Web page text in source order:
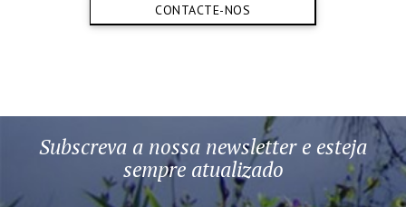
CONTACTE-NOS
Subscreva a nossa newsletter e esteja
sempre atualizado